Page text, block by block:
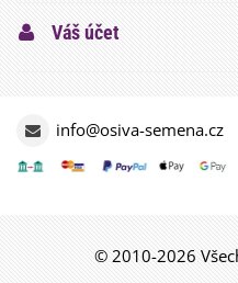
Váš účet
info@osiva-semena.cz
© 2010-2026